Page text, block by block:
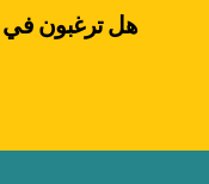
هل ترغبون في